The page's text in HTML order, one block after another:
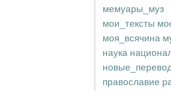
мемуары_муз
мои_тексты
моя_всячина
наука
православие